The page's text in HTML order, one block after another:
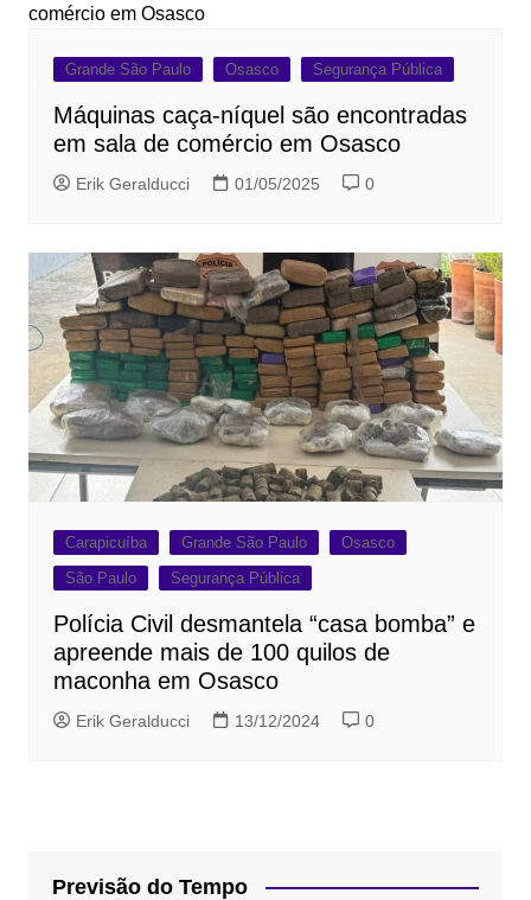
Grande São Paulo Osasco Segurança Pública
Máquinas caça-níquel são encontradas
em sala de comércio em Osasco
Erik Geralducci 01/05/2025 0
Carapicuíba Grande São Paulo
Osasco
São Paulo
Segurança Pública
Polícia Civil desmantela “casa bomba” e
apreende mais de 100 quilos de
maconha em Osasco
Erik Geralducci 13/12/2024 0
Previsão do Tempo